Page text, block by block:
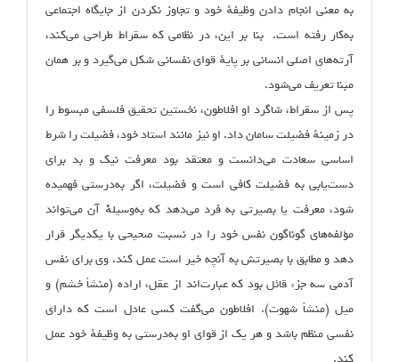
به معنی انجام دادن وظیفهٔ خود و تجاوز نکردن از جایگاه اجتماعی
به‌کار رفته است. بنا بر این، در نظامی که سقراط طراحی می‌کند،
آرته‌های اصلی انسانی بر پایهٔ قوای نفسانی شکل می‌گیرد و بر همان
مبنا تعریف می‌شود.
پس از سقراط، شاگرد او افلاطون، نخستین تحقیق فلسفی مبسوط را
در زمینهٔ فضیلت سامان داد. او نیز مانند استاد خود، فضیلت را شرط
اساسی سعادت می‌دانست و معتقد بود معرفت نیک و بد برای
دست‌یابی به فضیلت کافی است و فضیلت، اگر به‌درستی‌ فهمیده‌
شود، معرفت‌ یا بصیرتی‌ به فرد می‌دهد که به‌وسیلهٔ‌ٔ آن می‌تواند‌
مؤ‌لفه‌های‌ گوناگون‌ نفس‌ خود‌ را در نسبت‌ صحیحی‌ با یکدیگر قرار
دهد‌ و مطابق‌ با بصیرتش‌ به‌ آنچه خیر است عمل‌ کند. وی برای نفس
آدمی سه جزء قائل بود که عبارت‌اند از عقل، اراده (منشأ خشم) و
میل (منشأ شهوت). افلاطون می‌گفت کسی عادل است که دارای
نفسی منظم باشد و هر یک از قوای او به‌درستی به وظیفهٔ خود عمل